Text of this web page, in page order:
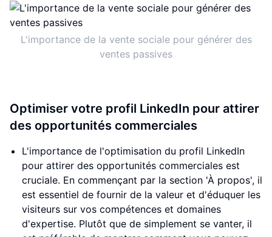
L'importance de la vente sociale pour générer des
ventes passives
Optimiser votre profil LinkedIn pour attirer
des opportunités commerciales
L'importance de l'optimisation du profil LinkedIn
pour attirer des opportunités commerciales est
cruciale. En commençant par la section 'À propos', il
est essentiel de fournir de la valeur et d'éduquer les
visiteurs sur vos compétences et domaines
d'expertise. Plutôt que de simplement se vanter, il